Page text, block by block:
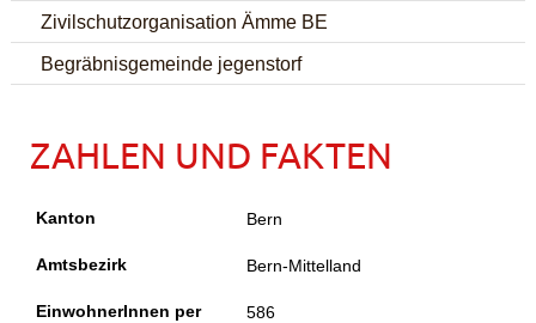
Zivilschutzorganisation Ämme BE
Begräbnisgemeinde jegenstorf
ZAHLEN UND FAKTEN
Kanton Bern
Amtsbezirk Bern-Mittelland
EinwohnerInnen per
586